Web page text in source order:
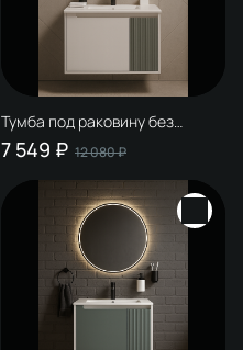
Тумба под раковину без
столешницы STWORKI
Мурманск 70 подвесная,
белая, бирюза
7 549 ₽ 12 080 ₽